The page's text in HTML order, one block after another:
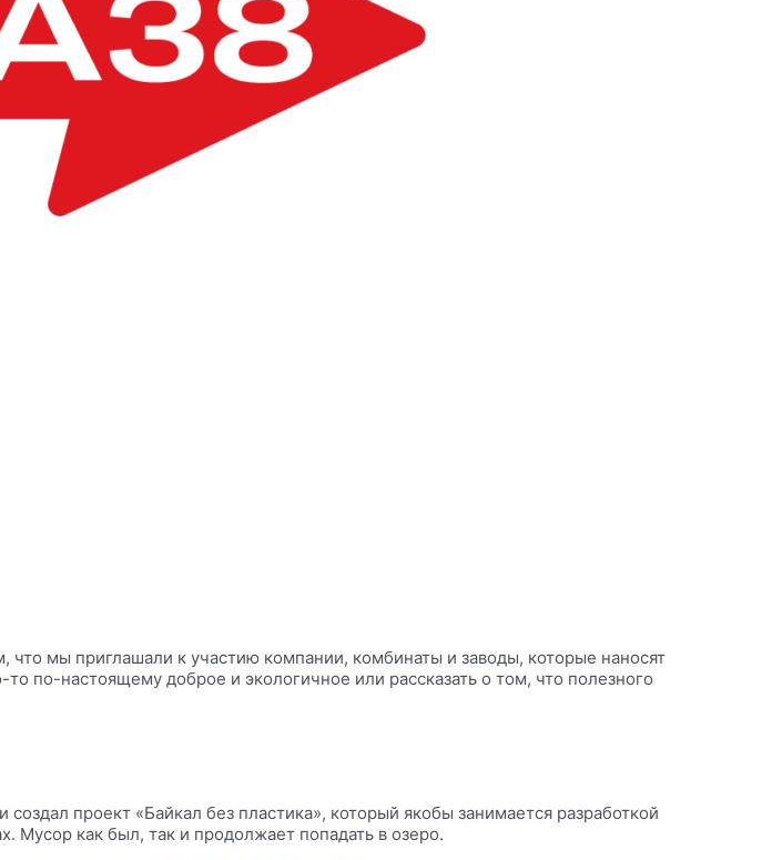
мы приглашали к участию компании, комбинаты и заводы, которые наносят
по-настоящему доброе и экологичное или рассказать о том, что полезного
проект «Байкал без пластика», который якобы занимается разработкой
Мусор как был, так и продолжает попадать в озеро.